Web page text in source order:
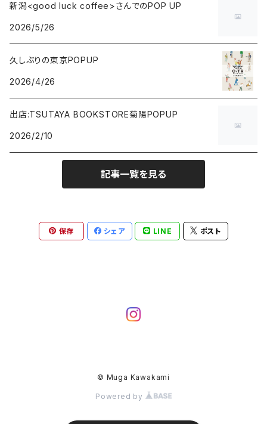
新潟<good luck coffee>さんでのPOP UP
2026/5/26
久しぶりの東京POPUP
2026/4/26
出店:TSUTAYA BOOKSTORE菊陽POPUP
2026/2/10
記事一覧を見る
保存 シェア LINE ポスト
© Muga Kawakami
Powered by